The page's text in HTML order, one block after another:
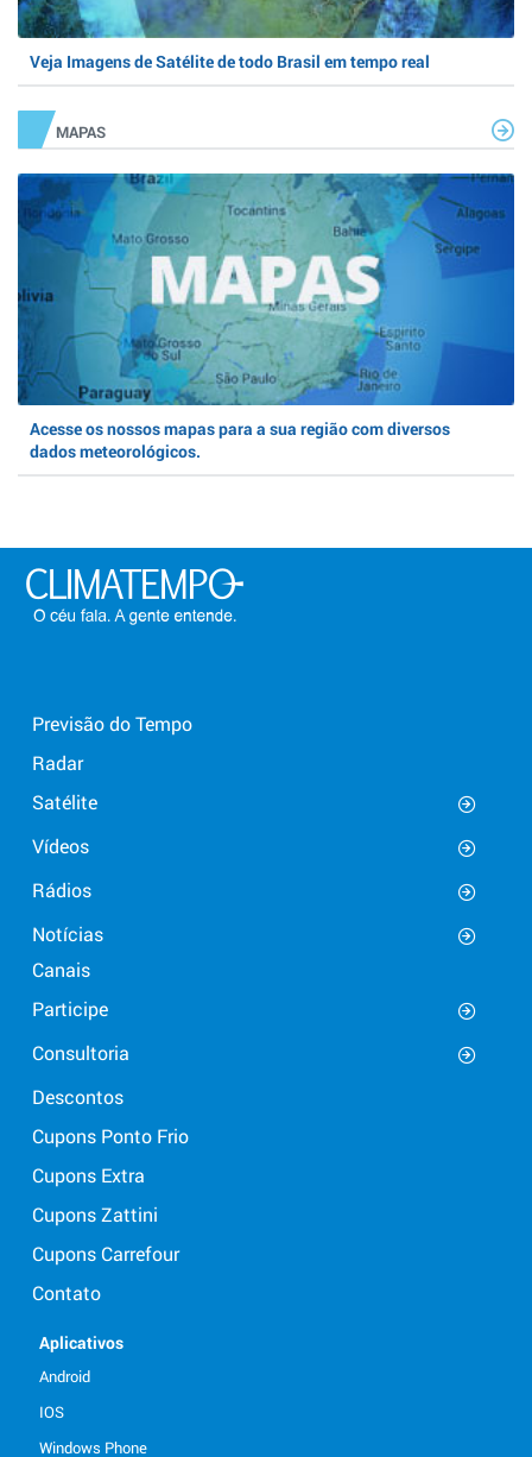
Veja Imagens de Satélite de todo Brasil em tempo real
MAPAS
Acesse os nossos mapas para a sua região com diversos
dados meteorológicos.
Previsão do Tempo
Radar
Satélite
Vídeos
Rádios
Notícias
Canais
Participe
Consultoria
Descontos
Cupons Ponto Frio
Cupons Extra
Cupons Zattini
Cupons Carrefour
Contato
Aplicativos
Android
IOS
Windows Phone